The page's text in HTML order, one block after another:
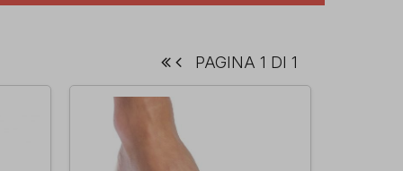
PAGINA 1 DI 1